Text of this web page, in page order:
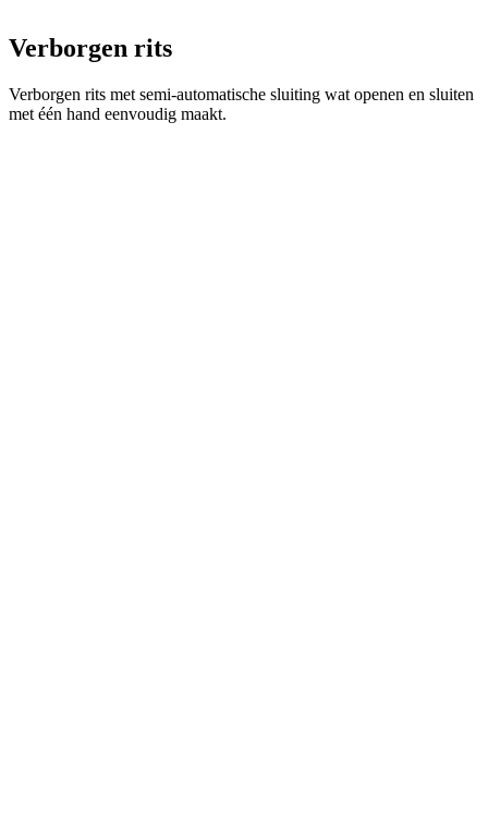
Verborgen rits
Verborgen rits met semi-automatische sluiting wat openen en sluiten
met één hand eenvoudig maakt.